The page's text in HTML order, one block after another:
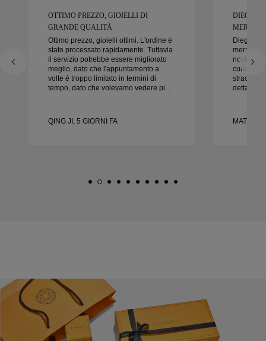
OTTIMO PREZZO, GIOIELLI DI
GRANDE QUALITÀ
Ottimo prezzo, gioielli ottimi. L'ordine è
stato processato rapidamente. Tuttavia
il servizio potrebbe essere migliorato
meglio, dato che l'appuntamento a
volte è troppo limitato in termini di
tempo, dato che volevamo vedere più
gioielli di buona qualità. Moglie è
QING JI, 5 GIORNI FA
DIEGO È
Diego è
nostre
cura e la
dettaglio